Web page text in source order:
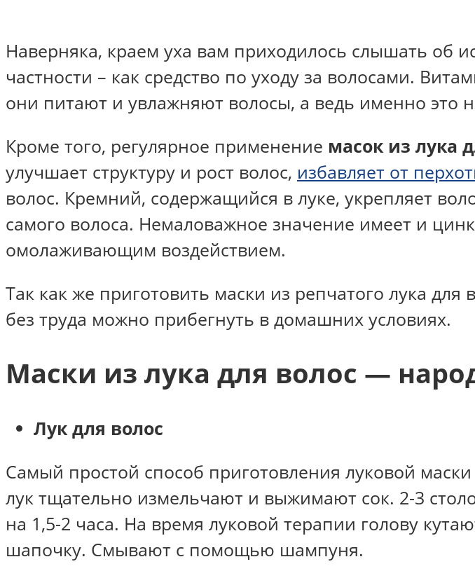
Наверняка, краем уха вам приходилось слышать об
частности – как средство по уходу за волосами.
они питают и увлажняют волосы, а ведь именно это
Кроме того, регулярное применение масок из лука
улучшает структуру и рост волос, избавляет от
волос. Кремний, содержащийся в луке, укрепляет
самого волоса. Немаловажное значение имеет и
омолаживающим воздействием.
Так как же приготовить маски из репчатого лука для
без труда можно прибегнуть в домашних условиях.
Маски из лука для волос —
Лук для волос
Самый простой способ приготовления луковой
лук тщательно измельчают и выжимают сок. 2-3
на 1,5-2 часа. На время луковой терапии голову
шапочку. Смывают с помощью шампуня.